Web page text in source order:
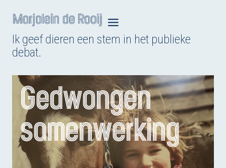
naar
inhoud
Ik geef dieren een stem in het publieke
debat.
Gedwongen
samenwerking